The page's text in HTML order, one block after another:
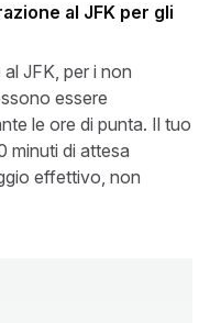
al JFK per gli
JFK, per i non
essere
le ore di punta. Il tuo
minuti di attesa
effettivo, non